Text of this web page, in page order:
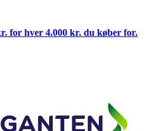
for hver 4.000 kr. du køber for.